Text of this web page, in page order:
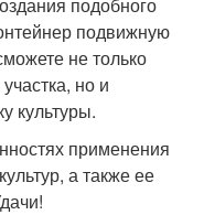
подвижную
не только
но и
культуры.
применения
а также ее